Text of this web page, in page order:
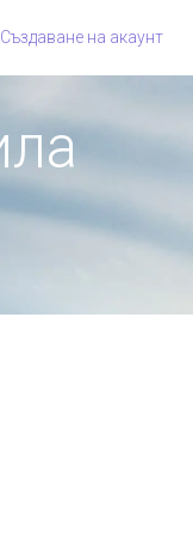
Създаване на акаунт